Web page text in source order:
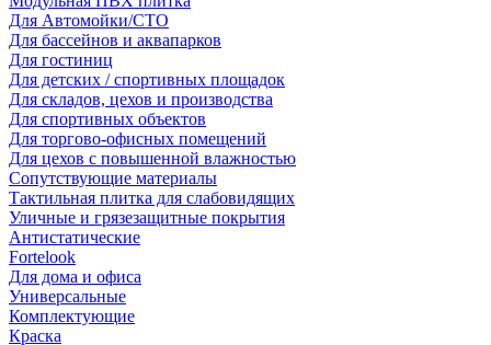
Для Автомойки/СТО
Для бассейнов и аквапарков
Для гостиниц
Для детских / спортивных площадок
Для складов, цехов и производства
Для спортивных объектов
Для торгово-офисных помещений
Для цехов с повышенной влажностью
Сопутствующие материалы
Тактильная плитка для слабовидящих
Уличные и грязезащитные покрытия
Антистатические
Fortelook
Для дома и офиса
Универсальные
Комплектующие
Краска